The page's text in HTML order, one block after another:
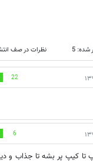
5 نظرات در صف
22
6
ورزشگاه 4050 هزار تایی تا کیپ تا کیپ پر